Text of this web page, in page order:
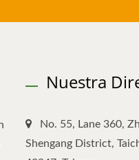
Nuestra
No. 55, Lane 360,
Shengang District,